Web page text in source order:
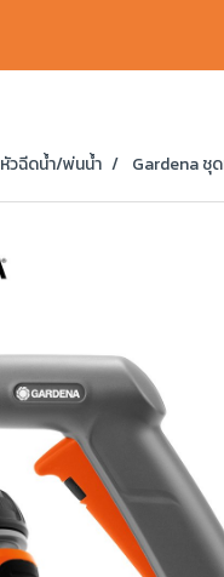
หัวฉีดน้ำ/พ่นน้ำ Gardena ชุ